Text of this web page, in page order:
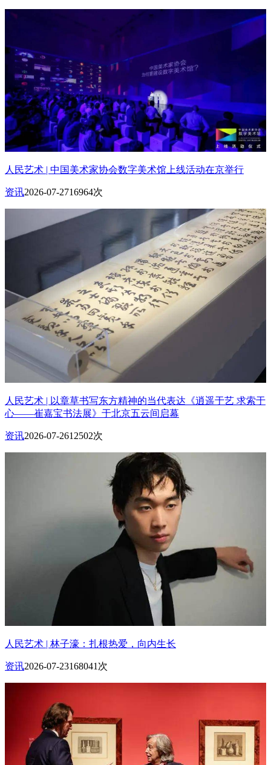
人民艺术 | 中国美术家协会数字美术馆上线活动在京举行
资讯2026-07-2716964次
人民艺术 | 以章草书写东方精神的当代表达《逍遥于艺 求索于
心——崔嘉宝书法展》于北京五云间启幕
资讯2026-07-2612502次
人民艺术 | 林子濠：扎根热爱，向内生长
资讯2026-07-23168041次